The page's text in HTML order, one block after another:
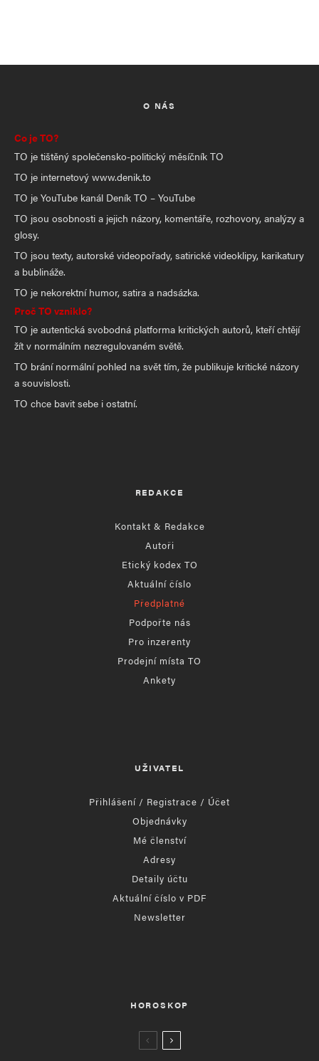
O NÁS
Co je TO?
TO je tištěný společensko-politický měsíčník TO
TO je internetový www.denik.to
TO je YouTube kanál Deník TO – YouTube
TO jsou osobnosti a jejich názory, komentáře, rozhovory, analýzy a
glosy.
TO jsou texty, autorské videopořady, satirické videoklipy, karikatury
a bublináže.
TO je nekorektní humor, satira a nadsázka.
Proč TO vzniklo?
TO je autentická svobodná platforma kritických autorů, kteří chtějí
žít v normálním nezregulovaném světě.
TO brání normální pohled na svět tím, že publikuje kritické názory
a souvislosti.
TO chce bavit sebe i ostatní.
REDAKCE
Kontakt & Redakce
Autoři
Etický kodex TO
Aktuální číslo
Předplatné
Podpořte nás
Pro inzerenty
Prodejní místa TO
Ankety
UŽIVATEL
Přihlášení / Registrace / Účet
Objednávky
Mé členství
Adresy
Detaily účtu
Aktuální číslo v PDF
Newsletter
HOROSKOP